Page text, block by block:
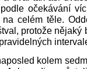
očekávání
celém těle.
protože nějaký
kolem